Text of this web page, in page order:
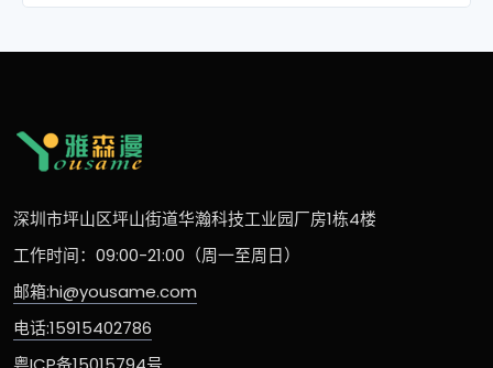
深圳市坪山区坪山街道华瀚科技工业园厂房1栋4楼
工作时间：09:00-21:00（周一至周日）
邮箱:hi@yousame.com
电话:15915402786